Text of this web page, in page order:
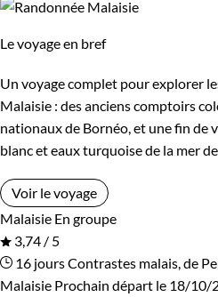
Le voyage en bref
Un voyage complet pour explorer
Malaisie : des anciens comptoirs
nationaux de Bornéo, et une fin de
blanc et eaux turquoise de la mer
Voir le voyage
Malaisie En groupe
3,74 / 5
16 joursContrastes malais, de
Malaisie Prochain départ le 18/10/